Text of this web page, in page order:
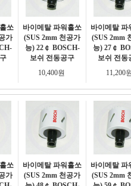
쏘
가
바이메탈 파워홀쏘
(SUS 2mm 천공가
능) 22￠ BOSCH-
보쉬 전동공구
10,400원
바이메탈 파
(SUS 2mm
능) 27￠
보쉬 전동
11,200
쏘
가
바이메탈 파워홀쏘
(SUS 2mm 천공가
바이메탈 파
(SUS 2mm